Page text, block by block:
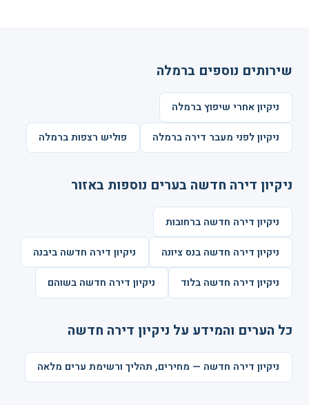
שירותים נוספים ברמלה
ניקיון אחרי שיפוץ ברמלה
ניקיון לפני מעבר דירה ברמלה פוליש רצפות ברמלה
ניקיון דירה חדשה בערים נוספות באזור
ניקיון דירה חדשה ברחובות
ניקיון דירה חדשה בנס ציונה ניקיון דירה חדשה ביבנה
ניקיון דירה חדשה בלוד ניקיון דירה חדשה בשוהם
כל הערים והמידע על ניקיון דירה חדשה
ניקיון דירה חדשה — מחירים, תהליך ורשימת ערים מלאה